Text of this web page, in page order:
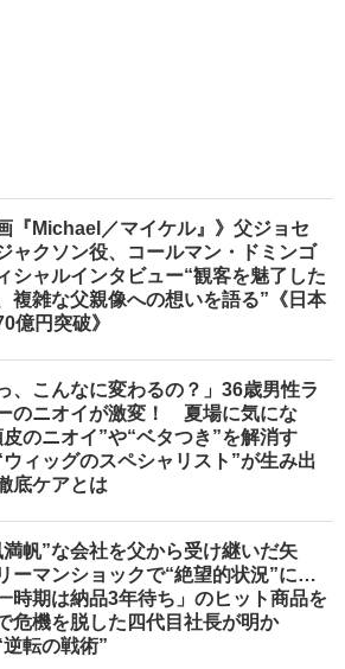
『Michael／マイケル』》父ジョセ
ャクソン役、コールマン・ドミンゴ
シャルインタビュー“観客を魅了した
複雑な父親像への想いを語る”《日本
億円突破》
、こんなに変わるの？」36歳男性ラ
のニオイが激変！ 夏場に気にな
皮のニオイ”や“ベタつき”を解消す
ウィッグのスペシャリスト”が生み出
底ケアとは
満帆”な会社を父から受け継いだ矢
ーマンショックで“絶望的状況”に…
時期は納品3年待ち」のヒット商品を
危機を脱した四代目社長が明か
転の戦術”